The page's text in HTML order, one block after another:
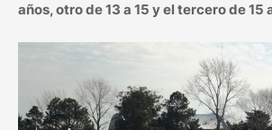
años, otro de 13 a 15 y el tercero de 15